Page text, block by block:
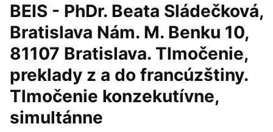
BEIS - PhDr. Beata Sládečková,
Bratislava Nám. M. Benku 10,
81107 Bratislava. Tlmočenie,
preklady z a do francúzštiny.
Tlmočenie konzekutívne,
simultánne